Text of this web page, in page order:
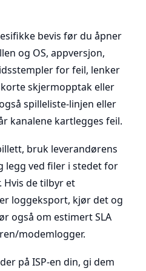
bevis før du åpner
og OS, appversjon,
for feil, lenker
skjermopptak eller
spilleliste-linjen eller
kanalene kartlegges feil.
bruk leverandørens
legg ved filer i stedet for
Hvis de tilbyr et
loggeksport, kjør det og
også om estimert SLA
modemlogger.
på ISP-en din, gi dem